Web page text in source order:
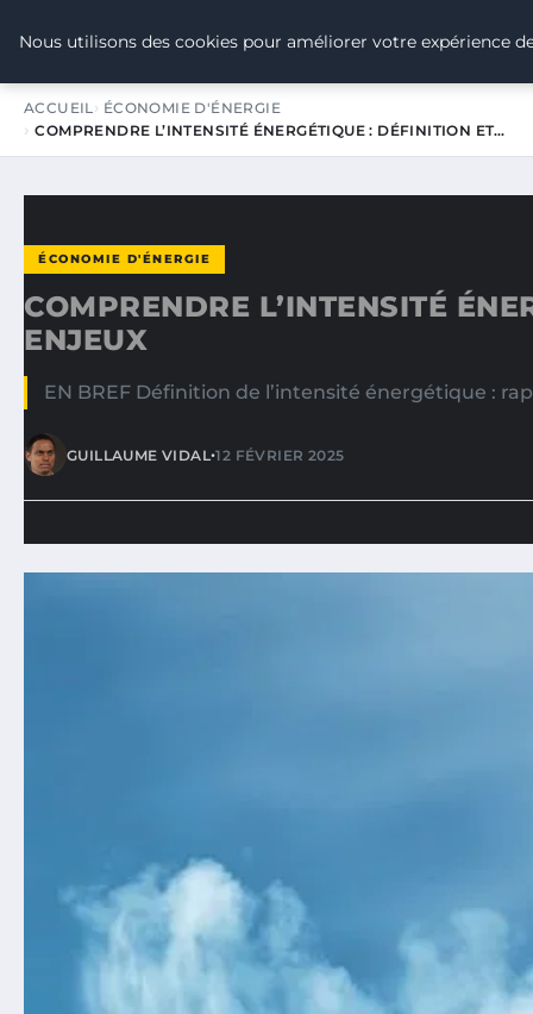
TOUR DE FRANCE POUR LE
ACCUEIL
ÉCONOMIE D'ÉNERGIE
COMPRENDRE L’INTENSITÉ ÉNERGÉTIQUE : DÉFINITION ET…
ÉCONOMIE D'ÉNERGIE
COMPRENDRE L’INTENSITÉ
ENJEUX
EN BREF Définition de l’intensité énergétique :
GUILLAUME VIDAL•12 FÉVRIER 2025
Nous utilisons des cookies pour améliorer votre expérience